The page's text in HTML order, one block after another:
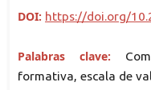
DOI: https://doi.org/
Palabras clave:
formativa, escala de